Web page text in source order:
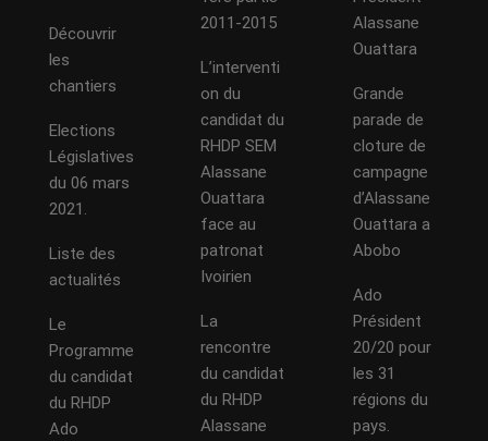
Découvrir
les
chantiers
Elections
Législatives
du 06 mars
2021.
Liste des
actualités
Le
Programme
du candidat
du RHDP
Ado
2011-2015
L’interventi
on du
candidat du
RHDP SEM
Alassane
Ouattara
face au
patronat
Ivoirien
La
rencontre
du candidat
du RHDP
Alassane
Alassane
Ouattara
Grande
parade de
cloture de
campagne
d’Alassane
Ouattara a
Abobo
Ado
Président
20/20 pour
les 31
régions du
pays.